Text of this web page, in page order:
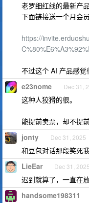
老罗细红线的最新产
下面链接送一个月会员
https://
不过这个 AI 产品感觉
e23nome Dec 31,
这种人狡猾的很。
能提前卖票，却不提
jonty Dec 31, 2025
和豆包对话那段笑死
LieEar Dec 31, 2025
迟到就算了，一直在
handsome198311